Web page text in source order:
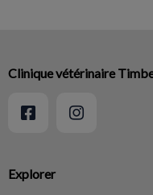
Explorer
Clinique vétérinaire